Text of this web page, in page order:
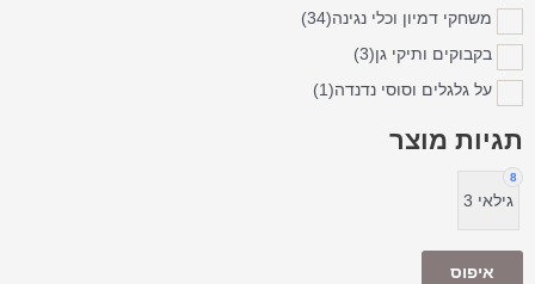
משחקי דמיון וכלי נגינה(34)
בקבוקים ותיקי גן(3)
על גלגלים וסוסי נדנדה(1)
תגיות מוצר
8
גילאי 3
איפוס